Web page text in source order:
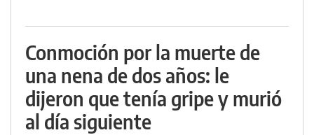
Conmoción por la muerte de
una nena de dos años: le
dijeron que tenía gripe y murió
al día siguiente